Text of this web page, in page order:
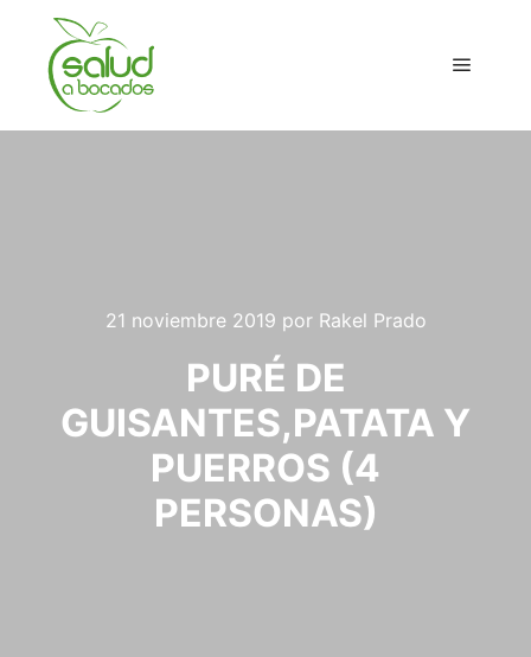
21 noviembre 2019 por Rakel Prado
PURÉ DE
GUISANTES,PATATA Y
PUERROS (4
PERSONAS)